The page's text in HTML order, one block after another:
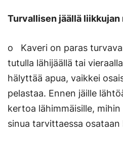
Turvallisen jäällä
o Kaveri on paras
tutulla lähijäällä tai
hälyttää apua, vaikkei
pelastaa. Ennen jäille
kertoa lähimmäisille,
sinua tarvittaessa osataan